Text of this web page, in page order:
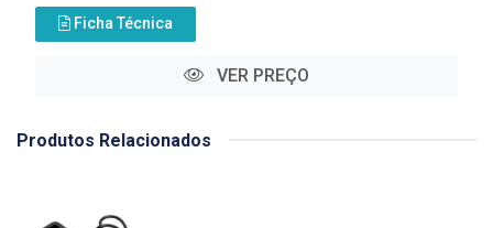
Ficha Técnica
VER PREÇO
Produtos Relacionados